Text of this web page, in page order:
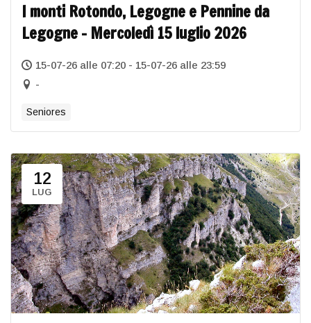
I monti Rotondo, Legogne e Pennine da
Legogne – Mercoledì 15 luglio 2026
15-07-26 alle 07:20 - 15-07-26 alle 23:59
-
Seniores
12
LUG